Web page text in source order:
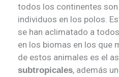
todos los continentes son
individuos en los polos.
se han aclimatado a
en los biomas en los que
de estos animales es el
subtropicales, además